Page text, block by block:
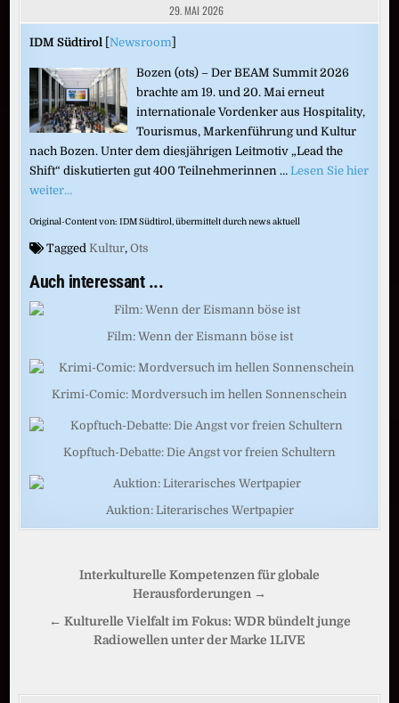
29. MAI 2026
IDM Südtirol [Newsroom]
Bozen (ots) – Der BEAM Summit 2026
brachte am 19. und 20. Mai erneut
internationale Vordenker aus Hospitality,
Tourismus, Markenführung und Kultur
nach Bozen. Unter dem diesjährigen Leitmotiv „Lead the
Shift“ diskutierten gut 400 Teilnehmerinnen … Lesen Sie hier
weiter…
Original-Content von: IDM Südtirol, übermittelt durch news aktuell
Tagged Kultur,Ots
Auch interessant ...
Film: Wenn der Eismann böse ist
Krimi-Comic: Mordversuch im hellen Sonnenschein
Kopftuch-Debatte: Die Angst vor freien Schultern
Auktion: Literarisches Wertpapier
Beitragsnavigation
Interkulturelle Kompetenzen für globale
Herausforderungen →
← Kulturelle Vielfalt im Fokus: WDR bündelt junge
Radiowellen unter der Marke 1LIVE